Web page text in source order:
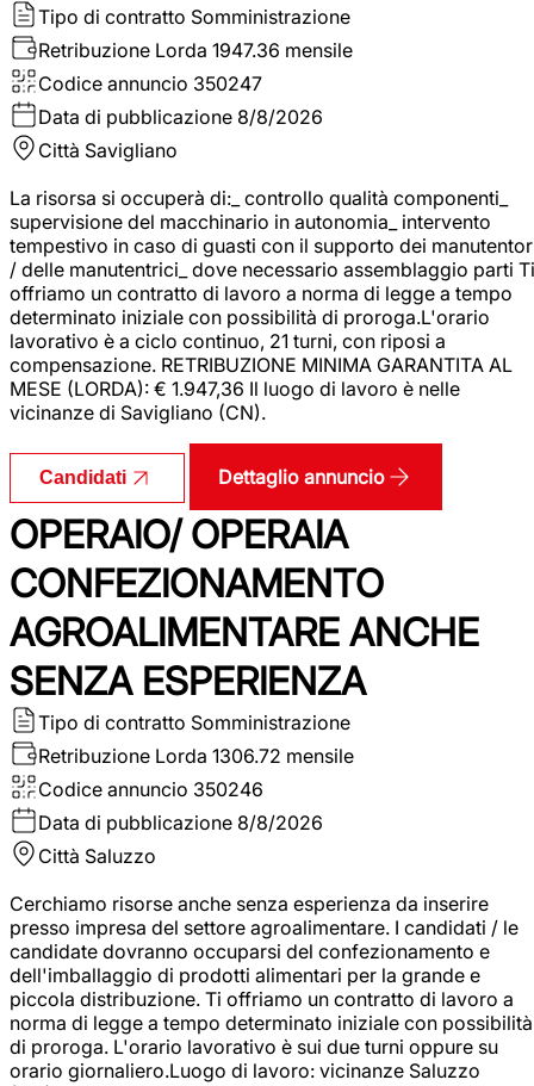
Tipo di contratto Somministrazione
Retribuzione Lorda 1947.36 mensile
Codice annuncio 350247
Data di pubblicazione 8/8/2026
Città Savigliano
La risorsa si occuperà di:_ controllo qualità componenti_
supervisione del macchinario in autonomia_ intervento
tempestivo in caso di guasti con il supporto dei
/ delle manutentrici_ dove necessario assemblaggio parti Ti
offriamo un contratto di lavoro a norma di legge a tempo
determinato iniziale con possibilità di proroga.L'orario
lavorativo è a ciclo continuo, 21 turni, con riposi a
compensazione. RETRIBUZIONE MINIMA GARANTITA AL
MESE (LORDA): € 1.947,36 Il luogo di lavoro è nelle
vicinanze di Savigliano (CN).
Candidati Dettaglio annuncio
OPERAIO/ OPERAIA
CONFEZIONAMENTO
AGROALIMENTARE ANCHE
SENZA ESPERIENZA
Tipo di contratto Somministrazione
Retribuzione Lorda 1306.72 mensile
Codice annuncio 350246
Data di pubblicazione 8/8/2026
Città Saluzzo
Cerchiamo risorse anche senza esperienza da inserire
presso impresa del settore agroalimentare. I candidati / le
candidate dovranno occuparsi del confezionamento e
dell'imballaggio di prodotti alimentari per la grande e
piccola distribuzione. Ti offriamo un contratto di lavoro a
norma di legge a tempo determinato iniziale con possibilità
di proroga. L'orario lavorativo è sui due turni oppure su
orario giornaliero.Luogo di lavoro: vicinanze Saluzzo